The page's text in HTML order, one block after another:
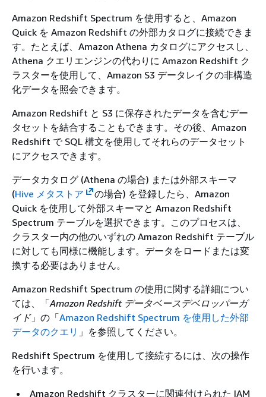
Amazon Redshift Spectrum を使用すると、Amazon
Quick を Amazon Redshift の外部カタログに接続できま
す。たとえば、Amazon Athena カタログにアクセスし、
Athena クエリエンジンの代わりに Amazon Redshift ク
ラスターを使用して、Amazon S3 データレイクの非構造
化データを照会できます。
Amazon Redshift と S3 に保存されたデータを含むデー
タセットを結合することもできます。その後、Amazon
Redshift で SQL 構文を使用してそれらのデータセット
にアクセスできます。
データカタログ (Athena の場合) または外部スキーマ
(Hive メタストア
の場合) を登録したら、Amazon
Quick を使用して外部スキーマと Amazon Redshift
Spectrum テーブルを選択できます。このプロセスは、
クラスター内の他のいずれの Amazon Redshift テーブル
に対しても同様に機能します。データをロードまたは変
換する必要はありません。
Amazon Redshift Spectrum の使用に関する詳細につい
ては、「Amazon Redshift データベースデベロッパーガ
イド」の「Amazon Redshift Spectrum を使用した外部
データのクエリ 」を参照してください。
Redshift Spectrum を使用して接続するには、次の操作
を行います。
Amazon Redshift クラスターに関連付けられた IAM